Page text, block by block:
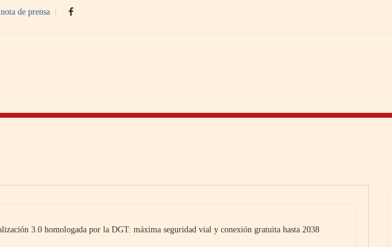
de prensa
3.0 homologada por la DGT: máxima seguridad vial y conexión gratuita hasta 2038